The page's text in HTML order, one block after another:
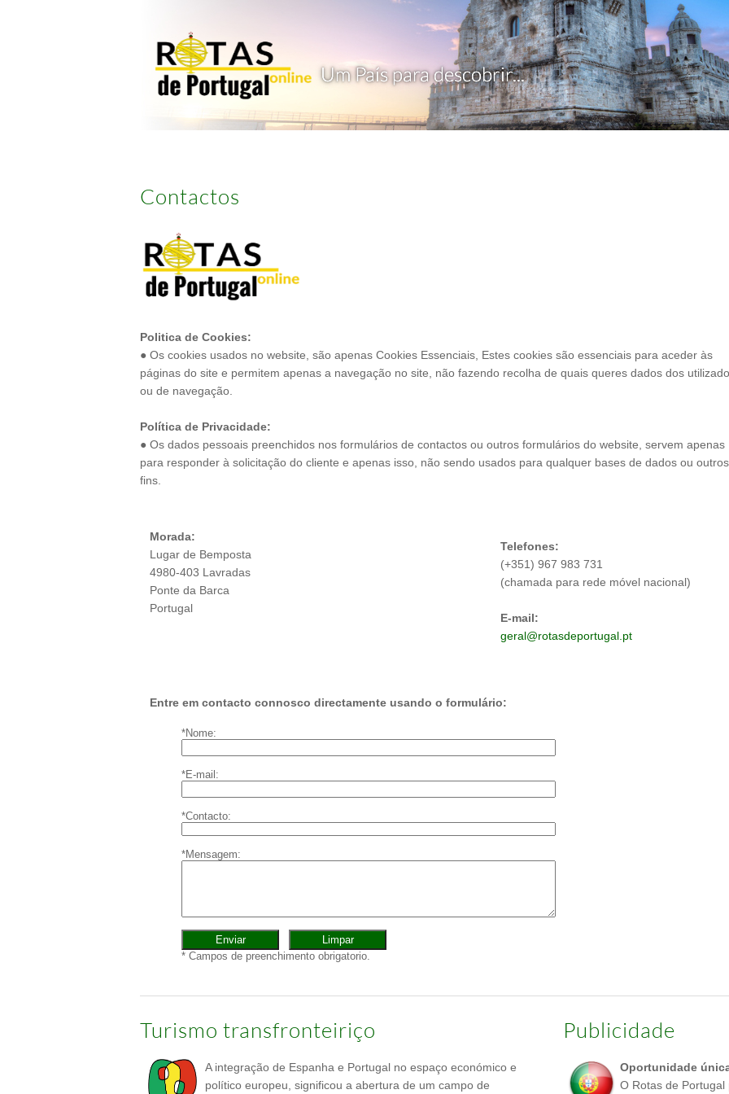
Contactos
Politica de Cookies:
● Os cookies usados no website, são apenas Cookies Essenciais, Estes cookies são essenciais para aceder às
páginas do site e permitem apenas a navegação no site, não fazendo recolha de quais queres dados dos
ou de navegação.
Política de Privacidade:
● Os dados pessoais preenchidos nos formulários de contactos ou outros formulários do website, servem apenas
para responder à solicitação do cliente e apenas isso, não sendo usados para qualquer bases de dados ou outros
fins.
Morada:
Lugar de Bemposta
4980-403 Lavradas
Ponte da Barca
Portugal
Telefones:
(+351) 967 983 731
(chamada para rede móvel nacional)
E-mail:
geral@rotasdeportugal.pt
Entre em contacto connosco directamente usando o formulário:
Turismo transfronteiriço
A integração de Espanha e Portugal no espaço económico e
político europeu, significou a abertura de um campo de
Publicidade
Oportunidade
O Rotas de